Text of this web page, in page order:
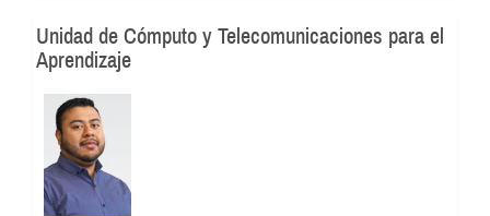
Unidad de Cómputo y Telecomunicaciones para el
Aprendizaje